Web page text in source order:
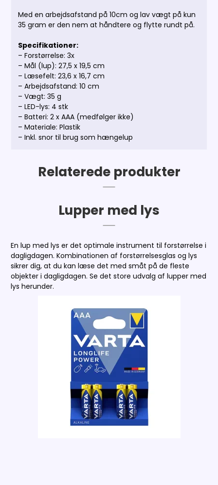
Med en arbejdsafstand på 10cm og lav vægt på kun
35 gram er den nem at håndtere og flytte rundt på.
Specifikationer:
– Forstørrelse: 3x
– Mål (lup): 27,5 x 19,5 cm
– Læsefelt: 23,6 x 16,7 cm
– Arbejdsafstand: 10 cm
– Vægt: 35 g
– LED-lys: 4 stk
– Batteri: 2 x AAA (medfølger ikke)
– Materiale: Plastik
– Inkl. snor til brug som hængelup
Relaterede produkter
Lupper med lys
En lup med lys er det optimale instrument til forstørrelse i
dagligdagen. Kombinationen af forstørrelsesglas og lys
sikrer dig, at du kan læse det med småt på de fleste
objekter i dagligdagen. Se det store udvalg af lupper med
lys herunder.